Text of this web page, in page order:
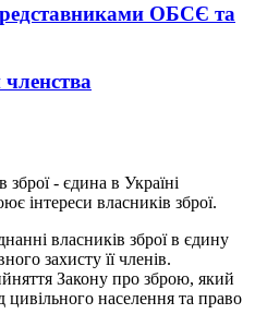
ОБСЄ та
зброї - єдина в Україні
інтереси власників зброї.
власників зброї в єдину
захисту її членів.
Закону про зброю, який
цивільного населення та право